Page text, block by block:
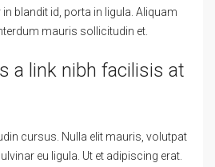
blandit id, porta in ligula. Aliquam
mauris sollicitudin et.
a link nibh facilisis at
cursus. Nulla elit mauris, volutpat
eu ligula. Ut et adipiscing erat.